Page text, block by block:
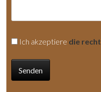
Ich akzeptiere die